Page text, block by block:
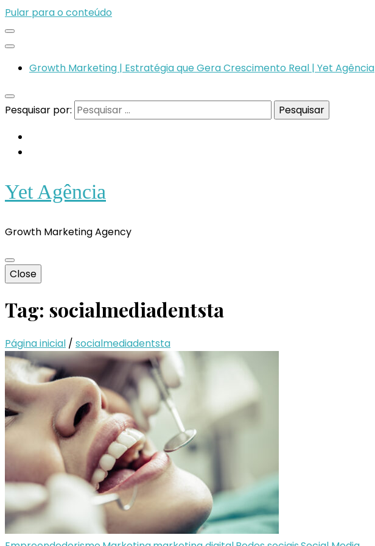
Pular para o conteúdo
Growth Marketing | Estratégia que Gera Crescimento Real | Yet Agência
Pesquisar por:
Yet Agência
Growth Marketing Agency
Close
Tag: socialmediadentsta
Página inicial / socialmediadentsta